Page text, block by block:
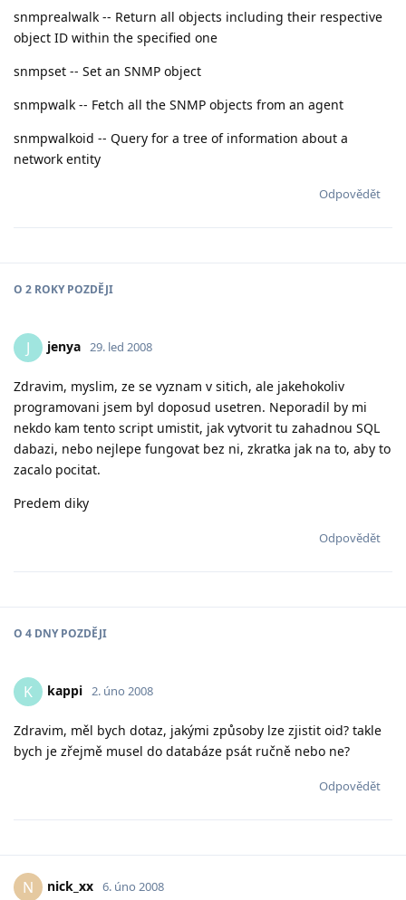
snmprealwalk -- Return all objects including their respective
object ID within the specified one
snmpset -- Set an SNMP object
snmpwalk -- Fetch all the SNMP objects from an agent
snmpwalkoid -- Query for a tree of information about a
network entity
Odpovědět
O 2 ROKYPOZDĚJI
J jenya 29. led 2008
Zdravim, myslim, ze se vyznam v sitich, ale jakehokoliv
programovani jsem byl doposud usetren. Neporadil by mi
nekdo kam tento script umistit, jak vytvorit tu zahadnou SQL
dabazi, nebo nejlepe fungovat bez ni, zkratka jak na to, aby to
zacalo pocitat.
Predem diky
Odpovědět
O 4 DNYPOZDĚJI
K kappi 2. úno 2008
Zdravim, měl bych dotaz, jakými způsoby lze zjistit oid? takle
bych je zřejmě musel do databáze psát ručně nebo ne?
Odpovědět
N nick_xx 6. úno 2008